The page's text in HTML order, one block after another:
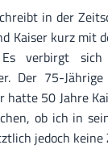
in der
Kaiser kurz mit
Es verbirgt
Der 75-
hatte 50 Jahre
ob ich in
jedoch keine